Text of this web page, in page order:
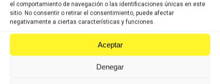
el comportamiento de navegación o las identificaciones únicas en este
sitio. No consentir o retirar el consentimiento, puede afectar
negativamente a ciertas características y funciones.
Aceptar
Denegar
Faro delantero Honda sh 49-100cc
36,18 € IVA incluido 25,33€ IVA incluido
Bobina de altas Honda sh 49-100cc